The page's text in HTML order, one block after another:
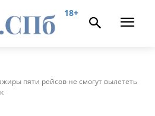
18+
пяти рейсов не смогут вылететь